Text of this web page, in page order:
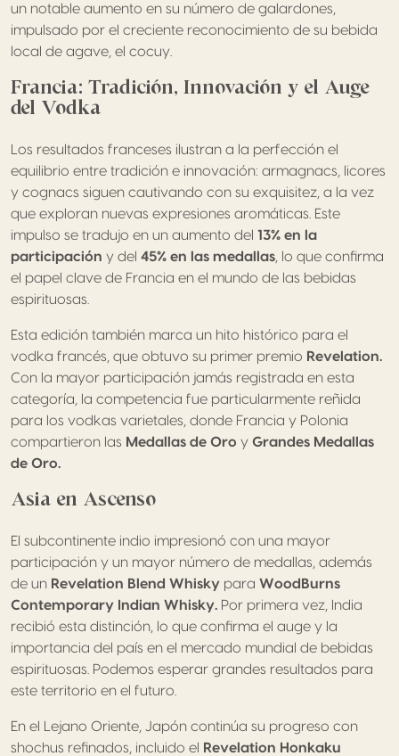
un notable aumento en su número de galardones,
impulsado por el creciente reconocimiento de su bebida
local de agave, el cocuy.
Francia: Tradición, Innovación y el Auge
del Vodka
Los resultados franceses ilustran a la perfección el
equilibrio entre tradición e innovación: armagnacs, licores
y cognacs siguen cautivando con su exquisitez, a la vez
que exploran nuevas expresiones aromáticas. Este
impulso se tradujo en un aumento del 13% en la
participación y del 45% en las medallas , lo que confirma
el papel clave de Francia en el mundo de las bebidas
espirituosas.
Esta edición también marca un hito histórico para el
vodka francés, que obtuvo su primer premio Revelation.
Con la mayor participación jamás registrada en esta
categoría, la competencia fue particularmente reñida
para los vodkas varietales, donde Francia y Polonia
compartieron las Medallas de Oro y Grandes Medallas
de Oro.
Asia en Ascenso
El subcontinente indio impresionó con una mayor
participación y un mayor número de medallas, además
de un Revelation Blend Whisky para WoodBurns
Contemporary Indian Whisky. Por primera vez, India
recibió esta distinción, lo que confirma el auge y la
importancia del país en el mercado mundial de bebidas
espirituosas. Podemos esperar grandes resultados para
este territorio en el futuro.
En el Lejano Oriente, Japón continúa su progreso con
shochus refinados, incluido el Revelation Honkaku